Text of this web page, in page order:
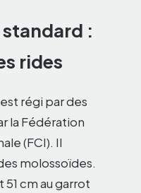
:
rides
régi par des
la Fédération
(FCI). Il
molossoïdes.
cm au garrot